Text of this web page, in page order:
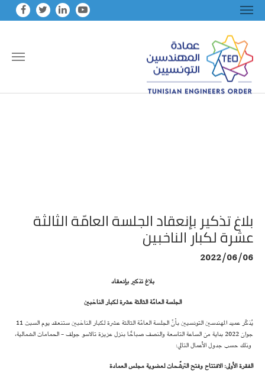
بلاغ تذكير بإنعقاد الجلسة العامّة الثالثة
عشرة لكبار الناخبين
2022/06/06
بلاغ تذكير بإنعقاد
الجلسة العامّة الثالثة عشرة لكبار الناخبين
يُذكّر عميد المهندسين التونسيين بأنّ الجلسة العامّة الثالثة عشرة لكبار الناخبين ستنعقد يوم السبت 11
جوان 2022 بداية من الساعة التاسعة والنصف صباحًا بنزل عزيزة تالاسو جولف - الحمامات الشمالية،
وذلك حسب جدول الأعمال التالي:
الفقرة الأولى: الافتتاح وفتح الترشّحات لعضوية مجلس العمادة